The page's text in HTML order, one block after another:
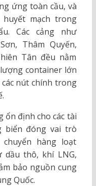
ứng toàn cầu, và
mạch trong
Các cảng như
Thâm Quyến,
Tân đều nằm
container lớn
nút chính trong
ổn định cho các tài
biển đóng vai trò
hàng loạt
dầu thô, khí LNG,
bảo nguồn cung
Quốc.